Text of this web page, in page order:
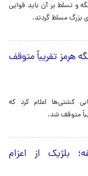
و تسلط بر آن باید قوایی
بزرگ مسلط گردند.
هرمز تقریباً متوقف
کشتی‌ها اعلام کرد که
متوقف شد.
بلژیک از اعزام